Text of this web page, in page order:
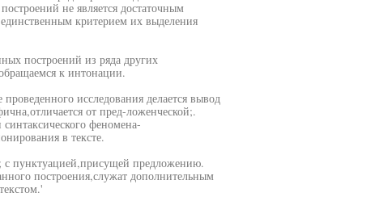
не является достаточным
критерием их выделения
построений из ряда других
к интонации.
исследования делается вывод
от пред-ложенческой;.
феномена-
в тексте.
пунктуацией,присущей предложению.
построения,служат дополнительным